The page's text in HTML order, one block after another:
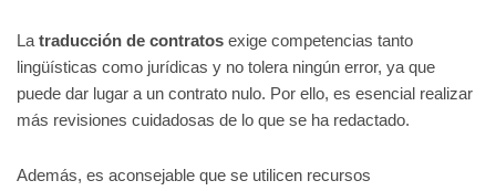
La traducción de contratos exige competencias tanto
lingüísticas como jurídicas y no tolera ningún error, ya que
puede dar lugar a un contrato nulo. Por ello, es esencial realizar
más revisiones cuidadosas de lo que se ha redactado.
Además, es aconsejable que se utilicen recursos